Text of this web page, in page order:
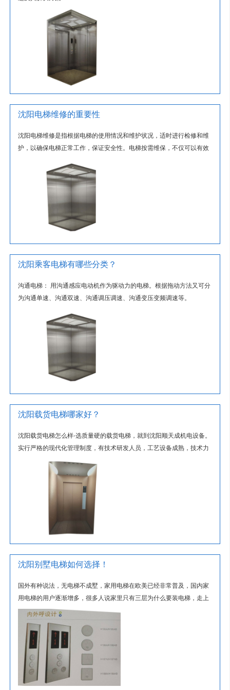
沈阳电梯维修的重要性
沈阳电梯维修是指根据电梯的使用情况和维护状况，适时进行检修和维
护，以确保电梯正常工作，保证安全性。电梯按需维保，不仅可以有效
沈阳乘客电梯有哪些分类？
沟通电梯： 用沟通感应电动机作为驱动力的电梯。根据拖动方法又可分
为沟通单速、沟通双速、沟通调压调速、沟通变压变频调速等。
沈阳载货电梯哪家好？
沈阳载货电梯怎么样-选质量硬的载货电梯，就到沈阳顺天成机电设备。
实行严格的现代化管理制度，有技术研发人员，工艺设备成熟，技术力
量雄厚，的质量保证体系和售后...
沈阳别墅电梯如何选择！
国外有种说法，无电梯不成墅，家用电梯在欧美已经非常普及，国内家
用电梯的用户逐渐增多，很多人说家里只有三层为什么要装电梯，走上
去就可以了，还有的人说我现在还...